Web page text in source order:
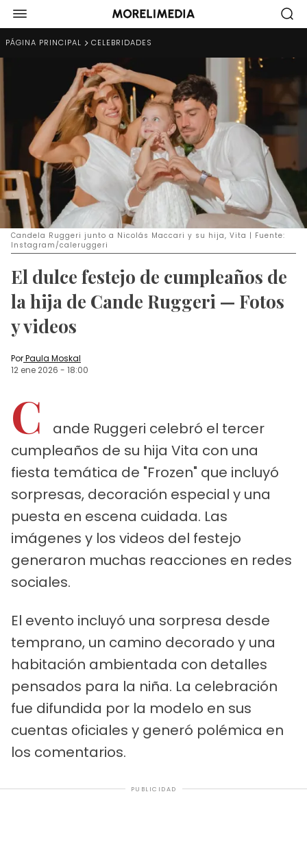
PÁGINA PRINCIPAL CELEBRIDADES
Candela Ruggeri junto a Nicolás Maccari y su hija, Vita | Fuente:
Instagram/caleruggeri
El dulce festejo de cumpleaños de
la hija de Cande Ruggeri — Fotos
y videos
PorPaula Moskal
12 ene 2026 - 18:00
C
ande Ruggeri celebró el tercer
cumpleaños de su hija Vita con una
fiesta temática de "Frozen" que incluyó
sorpresas, decoración especial y una
puesta en escena cuidada. Las
imágenes y los videos del festejo
generaron muchas reacciones en redes
sociales.
El evento incluyó una sorpresa desde
temprano, un camino decorado y una
habitación ambientada con detalles
pensados para la niña. La celebración
fue difundida por la modelo en sus
cuentas oficiales y generó polémica en
los comentarios.
PUBLICIDAD